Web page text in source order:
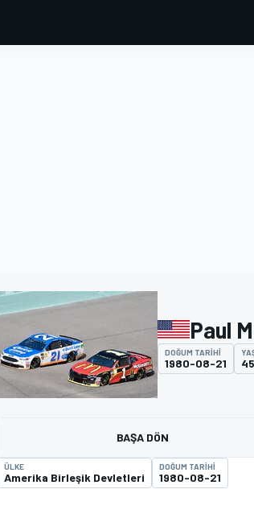
MOTOGP
Paul
DOĞUM TARIHI
1980-08-21 45
BAŞA DÖN
ÜLKE
Amerika Birleşik Devletleri
DOĞUM TARIHI
1980-08-21